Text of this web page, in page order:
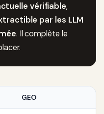
vérifiable,
par les LLM
. Il complète le
GEO